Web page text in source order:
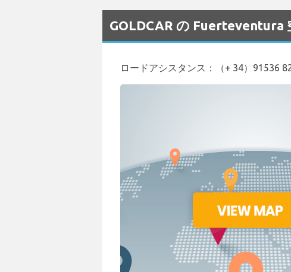
GOLDCAR の Fuerteventura
ロードアシスタンス：（+ 34）91536